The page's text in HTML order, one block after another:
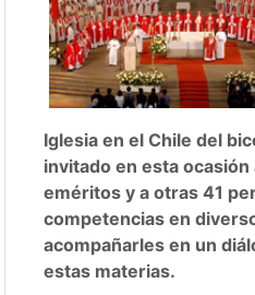
Iglesia en el Chile del
invitado en esta ocasión
eméritos y a otras 41
competencias en
acompañarles en un
estas materias.